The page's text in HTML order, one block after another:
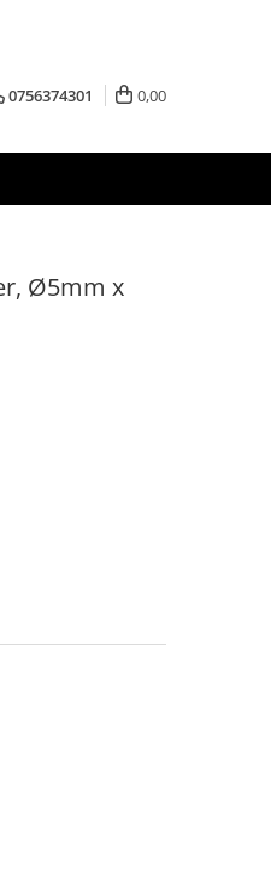
0756374301 0,00
Ø5mm x